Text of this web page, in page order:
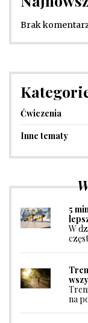
Brak
Ćwiczenia
Inne tematy
5
W
na